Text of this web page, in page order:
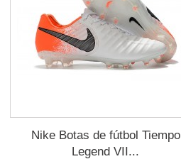
Nike Botas de fútbol Tiempo
Legend VII...